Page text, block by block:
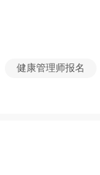
健康管理师报名